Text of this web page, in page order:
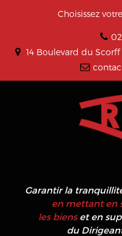
Choisissez
14 Boulevard du Scorff
Garantir la
en mettant en
les bienset en
du